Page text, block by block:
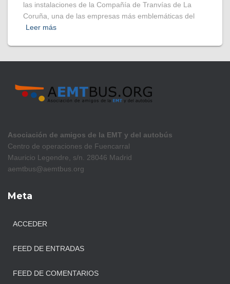
las instalaciones de la Compañía de Tranvías de La
Coruña, una de las empresas más emblemáticas del
Leer más
Asociación de amigos de la EMT y del autobús
Centro de operaciones de Fuencarral
Mauricio Legendre, s/n. 28046 Madrid
aemtbus@aemtbus.org
Meta
ACCEDER
FEED DE ENTRADAS
FEED DE COMENTARIOS